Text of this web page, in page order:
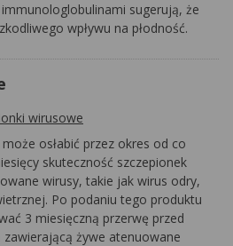
sugerują, że
wpływu na płodność.
wirusowe
osłabić przez okres od co
skuteczność szczepionek
wirusy, takie jak wirus odry,
Po podaniu tego produktu
3 miesięczną przerwę przed
żywe atenuowane